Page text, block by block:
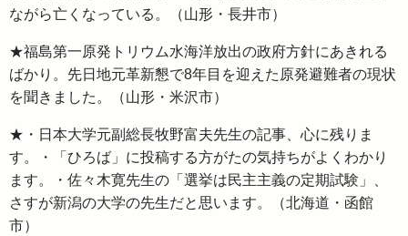
ながら亡くなっている。（山形・長井市）
★福島第一原発トリウム水海洋放出の政府方針にあきれる
ばかり。先日地元革新懇で8年目を迎えた原発避難者の現状
を聞きました。（山形・米沢市）
★・日本大学元副総長牧野富夫先生の記事、心に残りま
す。・「ひろば」に投稿する方がたの気持ちがよくわかり
ます。・佐々木寛先生の「選挙は民主主義の定期試験」、
さすが新潟の大学の先生だと思います。（北海道・函館
市）